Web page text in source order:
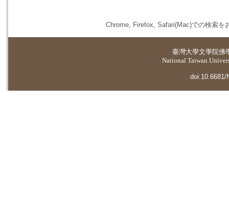
Chrome, Firefox, Safari(Mac)での検索を
臺灣大學文學院佛
National Taiwan
doi:10.6681/